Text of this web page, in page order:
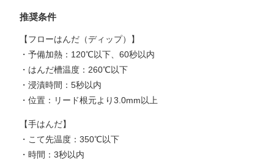
推奨条件
【フローはんだ（ディップ）】
・予備加熱：120℃以下、60秒以内
・はんだ槽温度：260℃以下
・浸漬時間：5秒以内
・位置：リード根元より3.0mm以上
【手はんだ】
・こて先温度：350℃以下
・時間：3秒以内